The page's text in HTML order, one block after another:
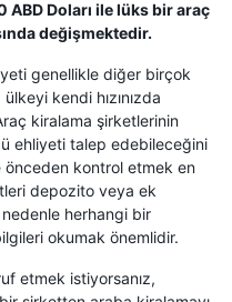
Doları ile lüks bir araç
değişmektedir.
genellikle diğer birçok
kendi hızınızda
kiralama şirketlerinin
ehliyeti talep edebileceğini
önceden kontrol etmek en
depozito veya ek
herhangi bir
okumak önemlidir.
etmek istiyorsanız,